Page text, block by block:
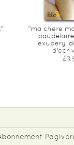
"ma chere
exupery,